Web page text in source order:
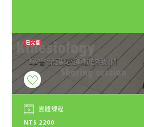
已完售
實體課程
NT$ 2200